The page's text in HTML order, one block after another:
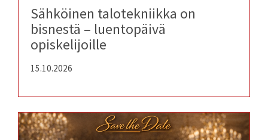
Sähköinen talotekniikka on
bisnestä – luentopäivä
opiskelijoille
15.10.2026